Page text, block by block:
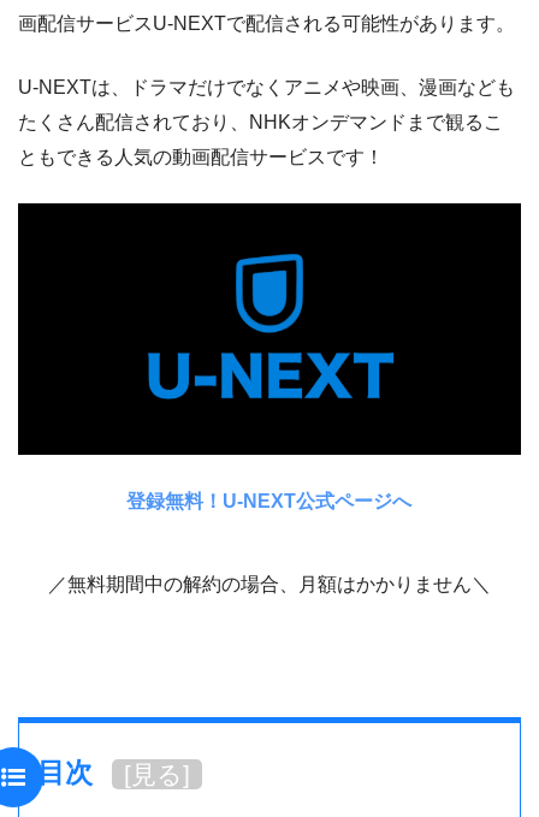
画配信サービスU-NEXTで配信される可能性があります。
U-NEXTは、ドラマだけでなくアニメや映画、漫画なども
たくさん配信されており、NHKオンデマンドまで観るこ
ともできる人気の動画配信サービスです！
登録無料！U-NEXT公式ページへ
／無料期間中の解約の場合、月額はかかりません＼
目次 [見る]